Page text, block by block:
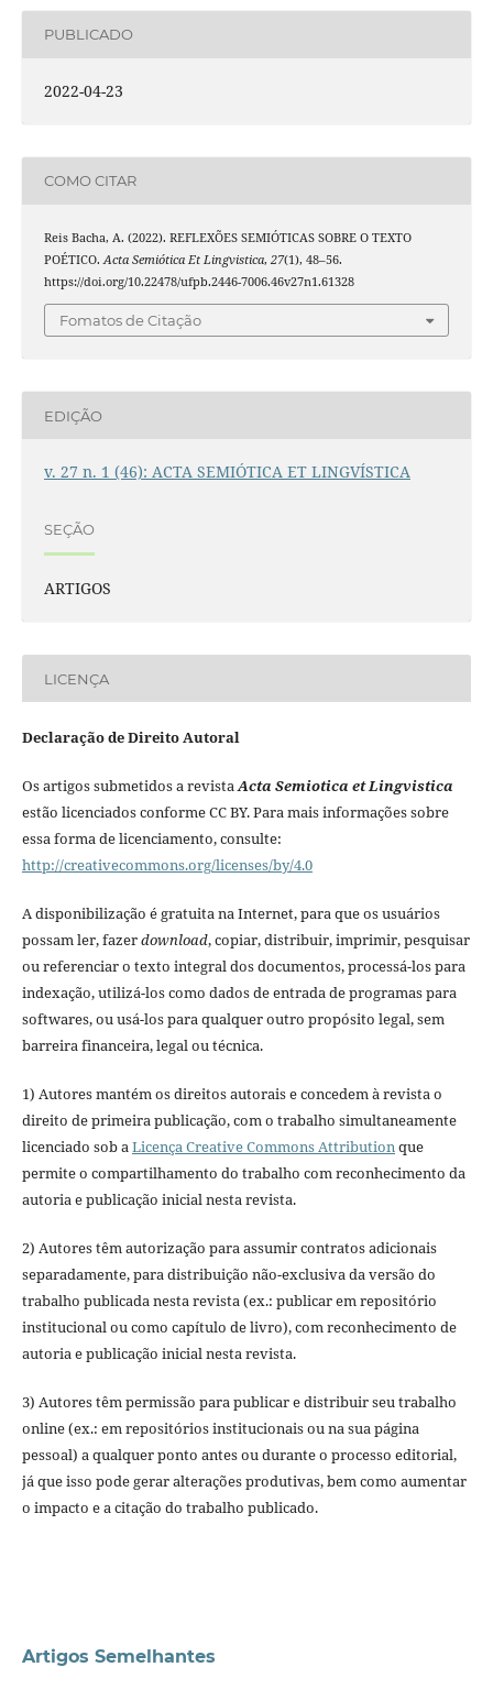
PUBLICADO
2022-04-23
COMO CITAR
Reis Bacha, A. (2022). REFLEXÕES SEMIÓTICAS SOBRE O TEXTO
POÉTICO. Acta Semiótica Et Lingvistica, 27(1), 48–56.
https://doi.org/10.22478/ufpb.2446-7006.46v27n1.61328
Fomatos de Citação
EDIÇÃO
v. 27 n. 1 (46): ACTA SEMIÓTICA ET LINGVÍSTICA
SEÇÃO
ARTIGOS
LICENÇA
Declaração de Direito Autoral
Os artigos submetidos a revistaActa Semiotica et Lingvistica
estão licenciados conforme CC BY. Para mais informações sobre
essa forma de licenciamento, consulte:
http://creativecommons.org/licenses/by/4.0
A disponibilização é gratuita na Internet, para que os usuários
possam ler, fazerdownload, copiar, distribuir, imprimir, pesquisar
ou referenciar o texto integral dos documentos, processá-los para
indexação, utilizá-los como dados de entrada de programas para
softwares, ou usá-los para qualquer outro propósito legal, sem
barreira financeira, legal ou técnica.
1) Autores mantém os direitos autorais e concedem à revista o
direito de primeira publicação, com o trabalho simultaneamente
licenciado sob aLicença Creative Commons Attributionque
permite o compartilhamento do trabalho com reconhecimento da
autoria e publicação inicial nesta revista.
2) Autores têm autorização para assumir contratos adicionais
separadamente, para distribuição não-exclusiva da versão do
trabalho publicada nesta revista (ex.: publicar em repositório
institucional ou como capítulo de livro), com reconhecimento de
autoria e publicação inicial nesta revista.
3) Autores têm permissão para publicar e distribuir seu trabalho
online (ex.: em repositórios institucionais ou na sua página
pessoal) a qualquer ponto antes ou durante o processo editorial,
já que isso pode gerar alterações produtivas, bem como aumentar
o impacto e a citação do trabalho publicado.
Artigos Semelhantes